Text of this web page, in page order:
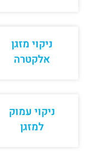
ניקוי מזגן
אלקטרה
ניקוי עמוק
למזגן